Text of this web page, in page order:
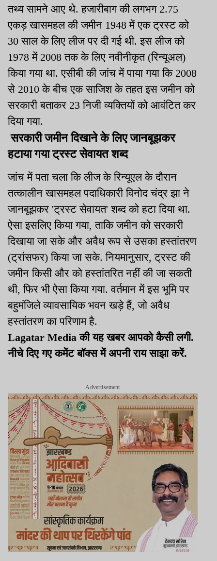
तथ्य सामने आए थे. हजारीबाग की लगभग 2.75
एकड़ खासमहल की जमीन 1948 में एक ट्रस्ट को
30 साल के लिए लीज पर दी गई थी. इस लीज को
1978 में 2008 तक के लिए नवीनीकृत (रिन्यूअल)
किया गया था. एसीबी की जांच में पाया गया कि 2008
से 2010 के बीच एक साजिश के तहत इस जमीन को
सरकारी बताकर 23 निजी व्यक्तियों को आवंटित कर
दिया गया.
सरकारी जमीन दिखाने के लिए जानबूझकर
हटाया गया ट्रस्ट सेवायत शब्द
जांच में पता चला कि लीज के रिन्यूएल के दौरान
तत्कालीन खासमहल पदाधिकारी विनोद चंद्र झा ने
जानबूझकर 'ट्रस्ट सेवायत' शब्द को हटा दिया था.
ऐसा इसलिए किया गया, ताकि जमीन को सरकारी
दिखाया जा सके और अवैध रूप से उसका हस्तांतरण
(ट्रांसफर) किया जा सके. नियमानुसार, ट्रस्ट की
जमीन किसी और को हस्तांतरित नहीं की जा सकती
थी, फिर भी ऐसा किया गया. वर्तमान में इस भूमि पर
बहुमंजिले व्यावसायिक भवन खड़े हैं, जो अवैध
हस्तांतरण का परिणाम है.
Lagatar Media की यह खबर आपको कैसी लगी.
नीचे दिए गए कमेंट बॉक्स में अपनी राय साझा करें.
Advertisement